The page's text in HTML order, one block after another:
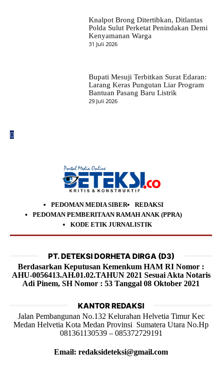
Knalpot Brong Ditertibkan, Ditlantas
Polda Sulut Perketat Penindakan Demi
Kenyamanan Warga
31 Juli 2026
Bupati Mesuji Terbitkan Surat Edaran:
Larang Keras Pungutan Liar Program
Bantuan Pasang Baru Listrik
29 Juli 2026
PEDOMAN MEDIA SIBER
REDAKSI
PEDOMAN PEMBERITAAN RAMAH ANAK (PPRA)
KODE ETIK JURNALISTIK
PT. DETEKSI DORHETA DIRGA (D3)
Berdasarkan Keputusan Kemenkum HAM RI Nomor :
AHU-0056413.AH.01.02.TAHUN 2021 Sesuai Akta Notaris
Adi Pinem, SH Nomor : 53 Tanggal 08 Oktober 2021
KANTOR REDAKSI
Jalan Pembangunan No.132 Kelurahan Helvetia Timur Kec
Medan Helvetia Kota Medan Provinsi Sumatera Utara No.Hp
081361130539 – 085372729191
Email: redaksideteksi@gmail.com